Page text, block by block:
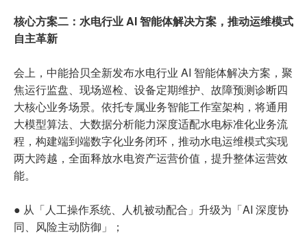
核心方案二：水电行业 AI 智能体解决方案，推动运维模式
自主革新
会上，中能拾贝全新发布水电行业 AI 智能体解决方案，聚
焦运行监盘、现场巡检、设备定期维护、故障预测诊断四
大核心业务场景。依托专属业务智能工作室架构，将通用
大模型算法、大数据分析能力深度适配水电标准化业务流
程，构建端到端数字化业务闭环，推动水电运维模式实现
两大跨越，全面释放水电资产运营价值，提升整体运营效
能。
● 从「人工操作系统、人机被动配合」升级为「AI 深度协
同、风险主动防御」；